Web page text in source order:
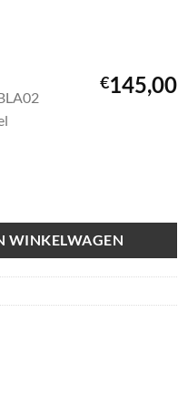
€145,00
WINKELWAGEN